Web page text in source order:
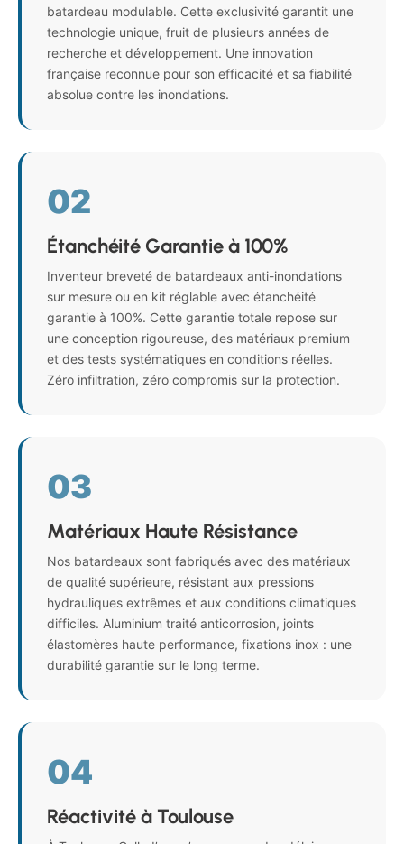
batardeau modulable. Cette exclusivité garantit une
technologie unique, fruit de plusieurs années de
recherche et développement. Une innovation
française reconnue pour son efficacité et sa fiabilité
absolue contre les inondations.
02
Étanchéité Garantie à 100%
Inventeur breveté de batardeaux anti-inondations
sur mesure ou en kit réglable avec étanchéité
garantie à 100%. Cette garantie totale repose sur
une conception rigoureuse, des matériaux premium
et des tests systématiques en conditions réelles.
Zéro infiltration, zéro compromis sur la protection.
03
Matériaux Haute Résistance
Nos batardeaux sont fabriqués avec des matériaux
de qualité supérieure, résistant aux pressions
hydrauliques extrêmes et aux conditions climatiques
difficiles. Aluminium traité anticorrosion, joints
élastomères haute performance, fixations inox : une
durabilité garantie sur le long terme.
04
Réactivité à Toulouse